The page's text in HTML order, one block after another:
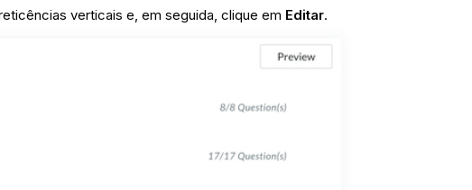
verticais e, em seguida, clique em Editar.